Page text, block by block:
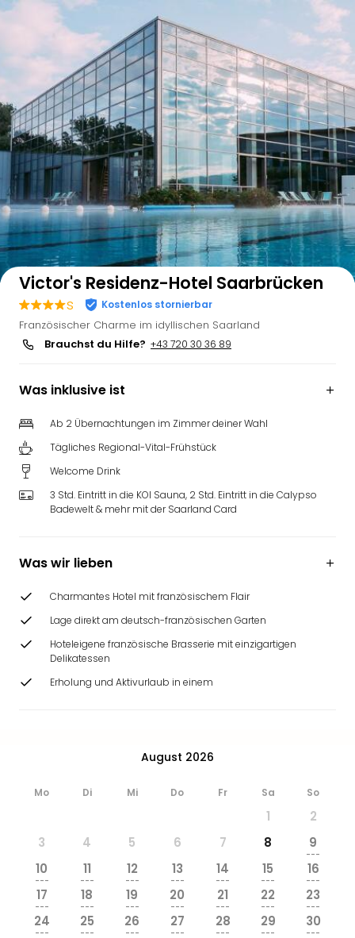
Auf der Karte anzeigen
Victor's Residenz-Hotel Saarbrücken
s Kostenlos stornierbar
Französischer Charme im idyllischen Saarland
Brauchst du Hilfe? +43 720 30 36 89
Was inklusive ist
Ab 2 Übernachtungen im Zimmer deiner Wahl
Tägliches Regional-Vital-Frühstück
Welcome Drink
3 Std. Eintritt in die KOI Sauna, 2 Std. Eintritt in die Calypso
Badewelt & mehr mit der Saarland Card
Was wir lieben
Charmantes Hotel mit französischem Flair
Lage direkt am deutsch-französischen Garten
Hoteleigene französische Brasserie mit einzigartigen
Delikatessen
Erholung und Aktivurlaub in einem
August 2026
Mo Di Mi Do Fr Sa So
1
2
3
4 5 6 7 8 9
---
10
---
11
---
12
---
13
---
14
---
15
---
16
---
17
---
18
---
19
---
20
---
21
---
22
---
23
---
24
---
25
---
26
---
27
---
28
---
29
---
30
---